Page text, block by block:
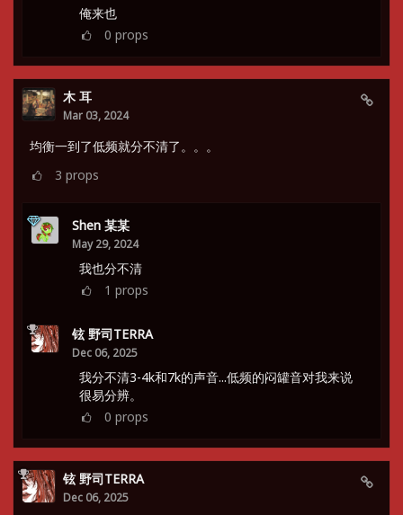
俺来也
0 props
木 耳
Mar 03, 2024
均衡一到了低频就分不清了。。。
3 props
Shen 某某
May 29, 2024
我也分不清
1 props
铉 野司TERRA
Dec 06, 2025
我分不清3-4k和7k的声音...低频的闷罐音对我来说
很易分辨。
0 props
铉 野司TERRA
Dec 06, 2025